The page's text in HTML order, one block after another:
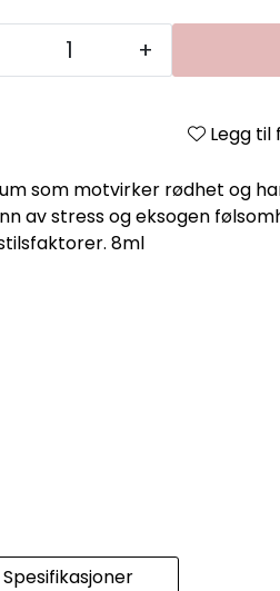
+
Legg
som motvirker rødhet og
av stress og eksogen
8ml
Spesifikasjoner